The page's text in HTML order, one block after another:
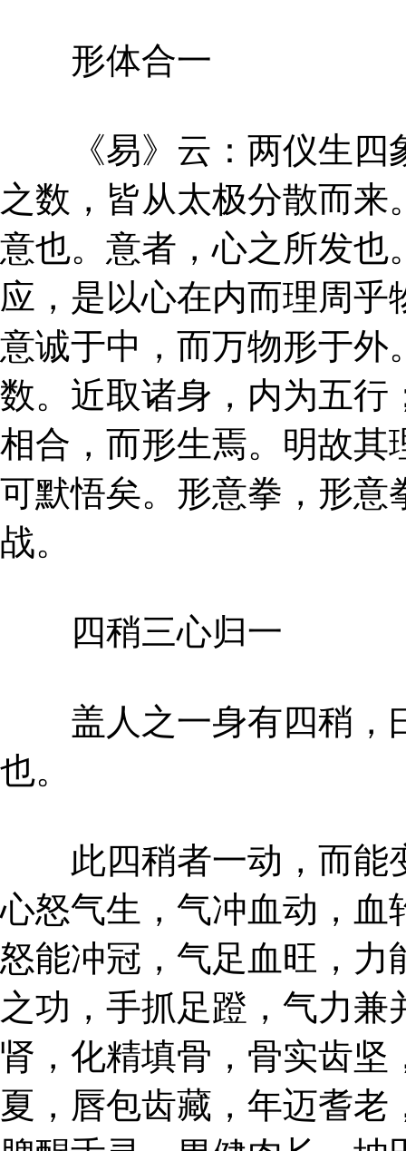
形体合一
《易》云：两仪生四
之数，皆从太极分散而
意也。意者，心之所发也
应，是以心在内而理周
意诚于中，而万物形于外
数。近取诸身，内为五行
相合，而形生焉。明故其
可默悟矣。形意拳，形意
战。
四稍三心归一
盖人之一身有四稍，
也。
此四稍者一动，而能
心怒气生，气冲血动，血
怒能冲冠，气足血旺，力
之功，手抓足蹬，气力
肾，化精填骨，骨实齿坚
夏，唇包齿藏，年迈耆